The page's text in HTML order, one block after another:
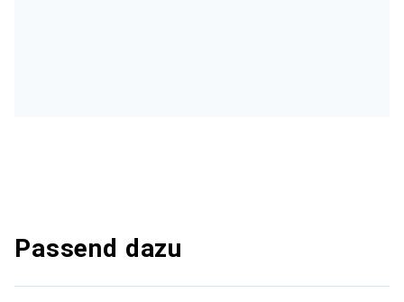
Passend dazu